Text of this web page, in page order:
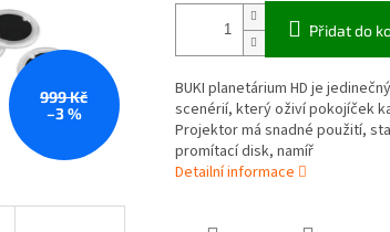
999 Kč
–3 %
Přidat do
BUKI planetárium HD je
scenérií, který oživí pokojíček
Projektor má snadné použití,
promítací disk, namíř
Detailní informace